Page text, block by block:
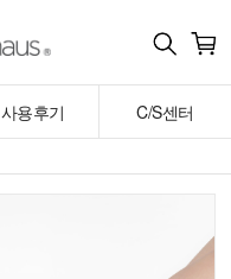
사용후기 C/S센터